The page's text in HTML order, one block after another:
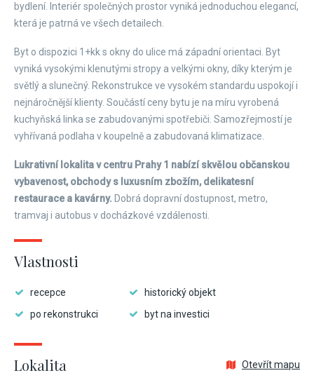
bydlení. Interiér společných prostor vyniká jednoduchou elegancí,
která je patrná ve všech detailech.
Byt o dispozici 1+kk s okny do ulice má západní orientaci. Byt
vyniká vysokými klenutými stropy a velkými okny, díky kterým je
světlý a slunečný. Rekonstrukce ve vysokém standardu uspokojí i
nejnáročnější klienty. Součástí ceny bytu je na míru vyrobená
kuchyňská linka se zabudovanými spotřebiči. Samozřejmostí je
vyhřívaná podlaha v koupelně a zabudovaná klimatizace.
Lukrativní lokalita v centru Prahy 1 nabízí skvělou občanskou
vybavenost, obchody s luxusním zbožím, delikatesní
restaurace a kavárny. Dobrá dopravní dostupnost, metro,
tramvaj i autobus v docházkové vzdálenosti.
Vlastnosti
recepce
historický objekt
po rekonstrukci
byt na investici
Lokalita Otevřít mapu